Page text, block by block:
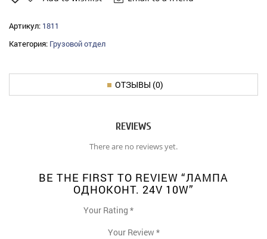
Артикул: 1811
Категория: Грузовой отдел
ОТЗЫВЫ (0)
REVIEWS
There are no reviews yet.
BE THE FIRST TO REVIEW “ЛАМПА
ОДНОКОНТ. 24V 10W”
Your Rating *
1 4
Your Review *